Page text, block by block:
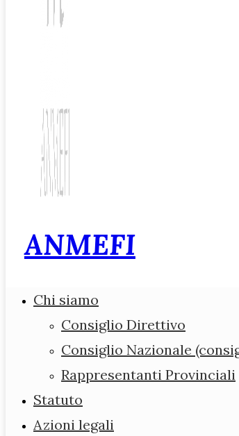
ANMEFI
Chi siamo
Consiglio Direttivo
Consiglio Nazionale
Rappresentanti Provinciali
Statuto
Azioni legali
Associazione
Medici di
Chi siamo
Consiglio